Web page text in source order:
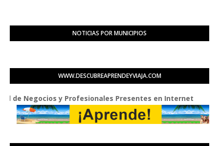
NOTICIAS POR MUNICIPIOS
WWW.DESCUBREAPRENDEYVIAJA.COM
y Profesionales Presentes en Internet